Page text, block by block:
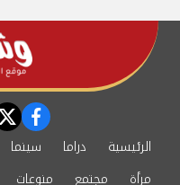
الرئيسية دراما سينما
مرأة
مجتمع منوعات